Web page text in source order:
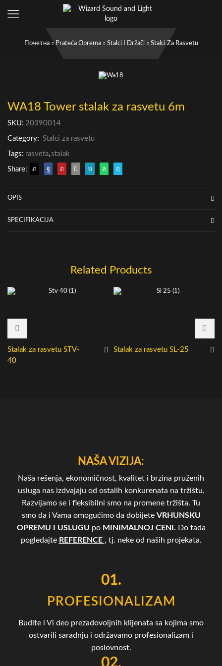
Почетна Prateća Oprema Stalci I Držači Stalci Za Rasvetu
WA18 Tower stalak za rasvetu 6m
SKU: 20390014
Category: Stalci za rasvetu
Tags: rasveta,stalak
Share:
OPIS
SPECIFIKACIJA
Related Products
Stalak za rasvetu STV-
40
Stalak za rasvetu SL-25
NAŠA VIZIJA:
Naša rešenja, ekonomičnost, kvalitet i brzina pruženih
usluga nas izdvajaju od ostalih konkurenata na tržištu.
Razvijamo se i fleksibilni smo na promene tržišta. Tu
smo da i Vama omogućimo da dobijete VRHUNSKU
OPREMU I USLUGU po MINIMALNOJ CENI. Do tada
pogledajte REFERENCE , tj. neke od naših projekata.
01.
PROFESIONALIZAM
Budite i Vi deo prezadovoljnih klijenata sa kojima smo
ostvarili saradnju i održavamo profesionalizam i
poslovnost.
02.